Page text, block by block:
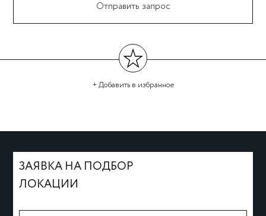
+ Добавить в избранное
Отправить запрос
ЗАЯВКА НА ПОДБОР
ЛОКАЦИИ